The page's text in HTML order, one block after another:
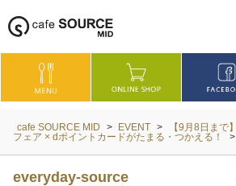
cafe SOURCE MID > EVENT >
【9月8日まで
フェア × dポイントカードがたまる・つかえる！
>
everyday-source